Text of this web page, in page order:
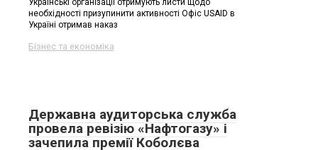
Українські організації отримують листи щодо
необхідності призупинити активності Офіс USAID в
Україні отримав наказ
Бізнес та економіка
Державна аудиторська служба
провела ревізію «Нафтогазу» і
зачепила премії Коболєва